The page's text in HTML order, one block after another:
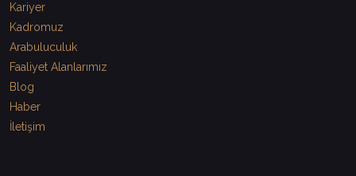
Kariyer
Kadromuz
Arabuluculuk
Faaliyet Alanlarımız
Blog
Haber
İletişim